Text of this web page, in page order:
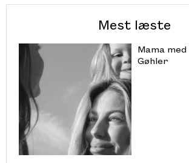
Mest læste
Mama
Gøhler